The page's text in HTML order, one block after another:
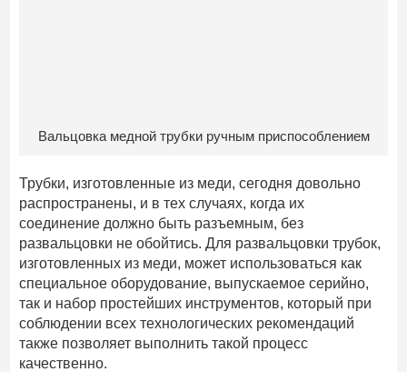
Вальцовка медной трубки ручным приспособлением
Трубки, изготовленные из меди, сегодня довольно
распространены, и в тех случаях, когда их
соединение должно быть разъемным, без
развальцовки не обойтись. Для развальцовки трубок,
изготовленных из меди, может использоваться как
специальное оборудование, выпускаемое серийно,
так и набор простейших инструментов, который при
соблюдении всех технологических рекомендаций
также позволяет выполнить такой процесс
качественно.